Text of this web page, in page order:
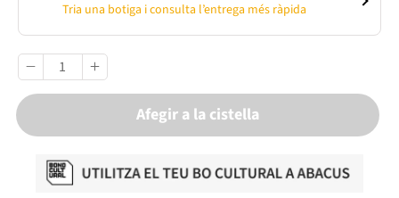
Tria una botiga i consulta l’entrega més ràpida
Afegir a la cistella